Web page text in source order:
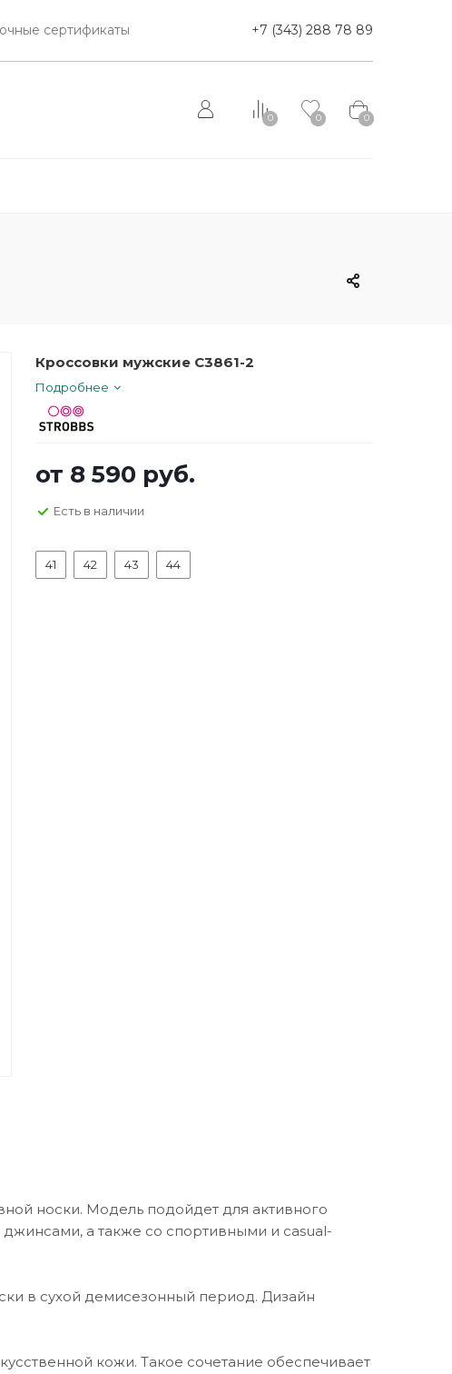
сертификаты +7 (343) 288 78 89
0 0 0
Кроссовки мужские C3861-2
Подробнее
от 8 590 руб.
Есть в наличии
41 42 43 44
носки. Модель подойдет для активного
а также со спортивными и casual-
в сухой демисезонный период. Дизайн
кожи. Такое сочетание обеспечивает